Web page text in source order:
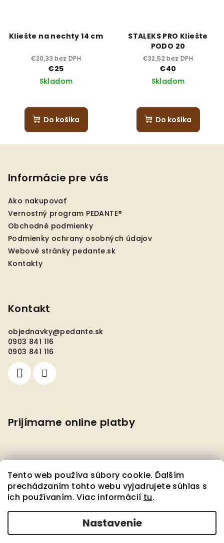
Tento web používa súbory cookie. Ďalším
prechádzaním tohto webu vyjadrujete súhlas s
ich používaním. Viac informácií tu.
Nastavenie
Kliešte na nechty 14 cm
€20,33 bez DPH
€25
Skladom
Do košíka
STALEKS PRO Kliešte
PODO 20
€32,52 bez DPH
€40
Skladom
Do košíka
Informácie pre vás
Ako nakupovať
Vernostný program PEDANTE®
Obchodné podmienky
Podmienky ochrany osobných údajov
Webové stránky pedante.sk
Kontakty
Kontakt
objednavky@pedante.sk
0903 841 116
0903 841 116
Prijímame online platby
Facebook